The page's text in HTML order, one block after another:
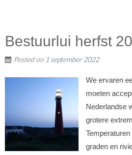
Bestuurlui herfst
Posted on 1 september 2022
We ervaren
moeten
Nederlandse
grotere
graden en